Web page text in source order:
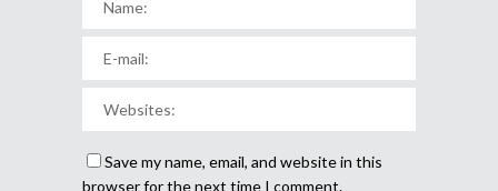
Save my name, email, and website in this
browser for the next time I comment.